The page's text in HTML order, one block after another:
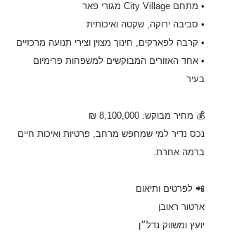
• מתחם City Village מגורי פאר
• סביבה ירוקה, שקטה ואיכותית
• קרבה לפארקים, חינוך מצוין וצירי תנועה מרכזיים
• אחד האזורים המבוקשים למשפחות פרימיום
בעיר
💰 מחיר מבוקש: 8,100,000 ₪
נכס נדיר למי שמחפש מרחב, פרטיות ואיכות חיים
ברמה אחרת.
📲 לפרטים ותיאום
ארטור ראובן
יועץ ומשווק נדל״ן